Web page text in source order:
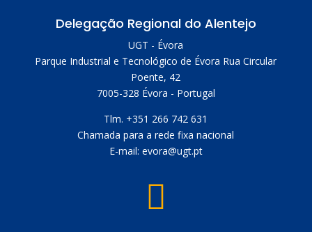
Delegação Regional do Alentejo
UGT - Évora
Parque Industrial e Tecnológico de Évora Rua Circular
Poente, 42
7005-328 Évora - Portugal
Tlm. +351 266 742 631
Chamada para a rede fixa nacional
E-mail: evora@ugt.pt
